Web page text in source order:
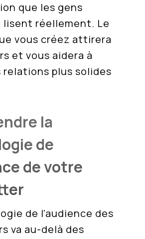
que les gens
réellement. Le
vous créez attirera
et vous aidera à
relations plus solides
la
de
de votre
de l'audience des
va au-delà des